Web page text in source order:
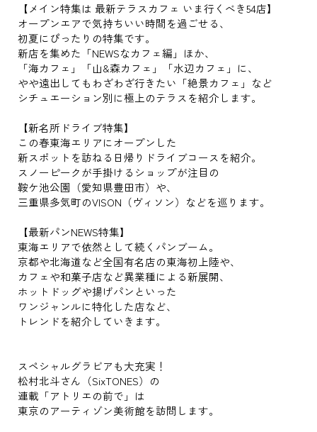
【メイン特集は 最新テラスカフェ いま行くべき54店】
オープンエアで気持ちいい時間を過ごせる、
初夏にぴったりの特集です。
新店を集めた「NEWSなカフェ編」ほか、
「海カフェ」「山&森カフェ」「水辺カフェ」に、
やや遠出してもわざわざ行きたい「絶景カフェ」など
シチュエーション別に極上のテラスを紹介します。
【新名所ドライブ特集】
この春東海エリアにオープンした
新スポットを訪ねる日帰りドライブコースを紹介。
スノーピークが手掛けるショップが注目の
鞍ケ池公園（愛知県豊田市）や、
三重県多気町のVISON（ヴィソン）などを巡ります。
【最新パンNEWS特集】
東海エリアで依然として続くパンブーム。
京都や北海道など全国有名店の東海初上陸や、
カフェや和菓子店など異業種による新展開、
ホットドッグや揚げパンといった
ワンジャンルに特化した店など、
トレンドを紹介していきます。
スペシャルグラビアも大充実！
松村北斗さん（SixTONES）の
連載「アトリエの前で」は
東京のアーティゾン美術館を訪問します。